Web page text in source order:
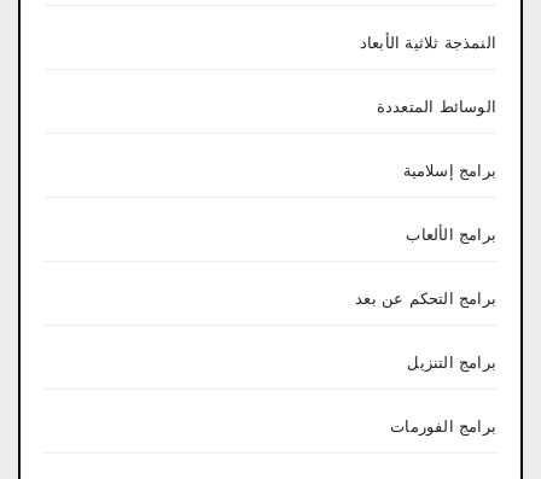
النمذجة ثلاثية الأبعاد
الوسائط المتعددة
برامج إسلامية
برامج الألعاب
برامج التحكم عن بعد
برامج التنزيل
برامج الفورمات